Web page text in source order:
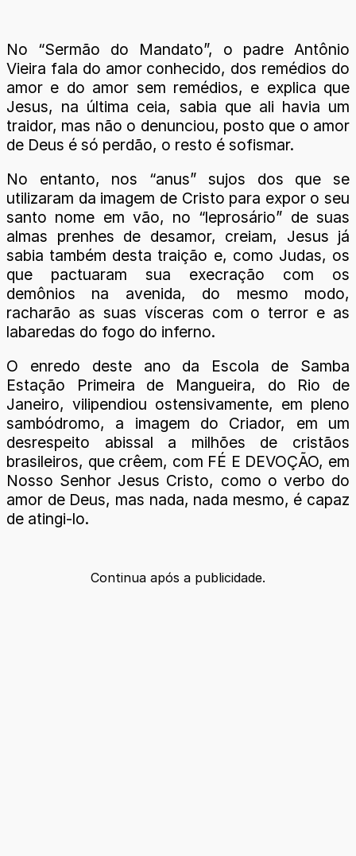
No “Sermão do Mandato”, o padre Antônio
Vieira fala do amor conhecido, dos remédios do
amor e do amor sem remédios, e explica que
Jesus, na última ceia, sabia que ali havia um
traidor, mas não o denunciou, posto que o amor
de Deus é só perdão, o resto é sofismar.
No entanto, nos “anus” sujos dos que se
utilizaram da imagem de Cristo para expor o seu
santo nome em vão, no “leprosário” de suas
almas prenhes de desamor, creiam, Jesus já
sabia também desta traição e, como Judas, os
que pactuaram sua execração com os
demônios na avenida, do mesmo modo,
racharão as suas vísceras com o terror e as
labaredas do fogo do inferno.
O enredo deste ano da Escola de Samba
Estação Primeira de Mangueira, do Rio de
Janeiro, vilipendiou ostensivamente, em pleno
sambódromo, a imagem do Criador, em um
desrespeito abissal a milhões de cristãos
brasileiros, que crêem, com FÉ E DEVOÇÃO, em
Nosso Senhor Jesus Cristo, como o verbo do
amor de Deus, mas nada, nada mesmo, é capaz
de atingi-lo.
Continua após a publicidade.